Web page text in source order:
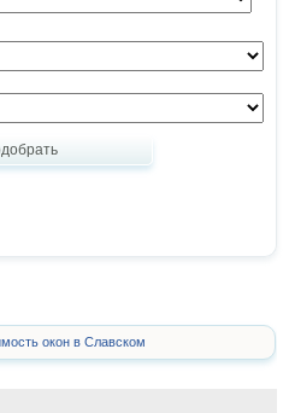
окон в Славском